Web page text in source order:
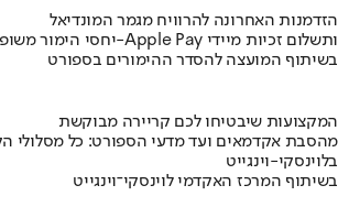
הזדמנות האחרונה להרוויח מגמר המונדיאל
יחסי הימור משופרים, הפקדות ב-Apple Pay ותשלום זכיות מיידי
בשיתוף המועצה להסדר ההימורים בספורט
המקצועות שיבטיחו לכם קריירה מבוקשת
מהסבת אקדמאים ועד מדעי הספורט: כל מסלולי
בלוינסקי-וינגייט
בשיתוף המרכז האקדמי לוינסקי־וינגייט